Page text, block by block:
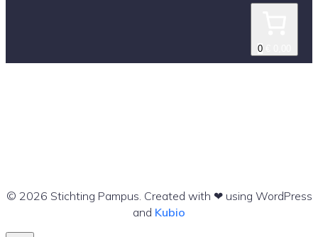
0
© 2026 Stichting Pampus. Created with ❤ using WordPress
and Kubio